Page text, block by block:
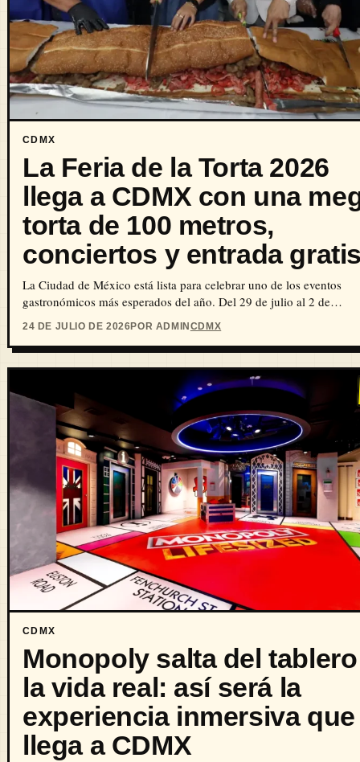
CDMX
La Feria de la Torta 2026
llega a CDMX con una
torta de 100 metros,
conciertos y entrada
La Ciudad de México está lista para celebrar uno de los eventos
gastronómicos más esperados del año. Del 29 de julio al 2 de…
24 DE JULIO DE 2026POR ADMIN CDMX
CDMX
Monopoly salta del
la vida real: así será la
experiencia inmersiva que
llega a CDMX